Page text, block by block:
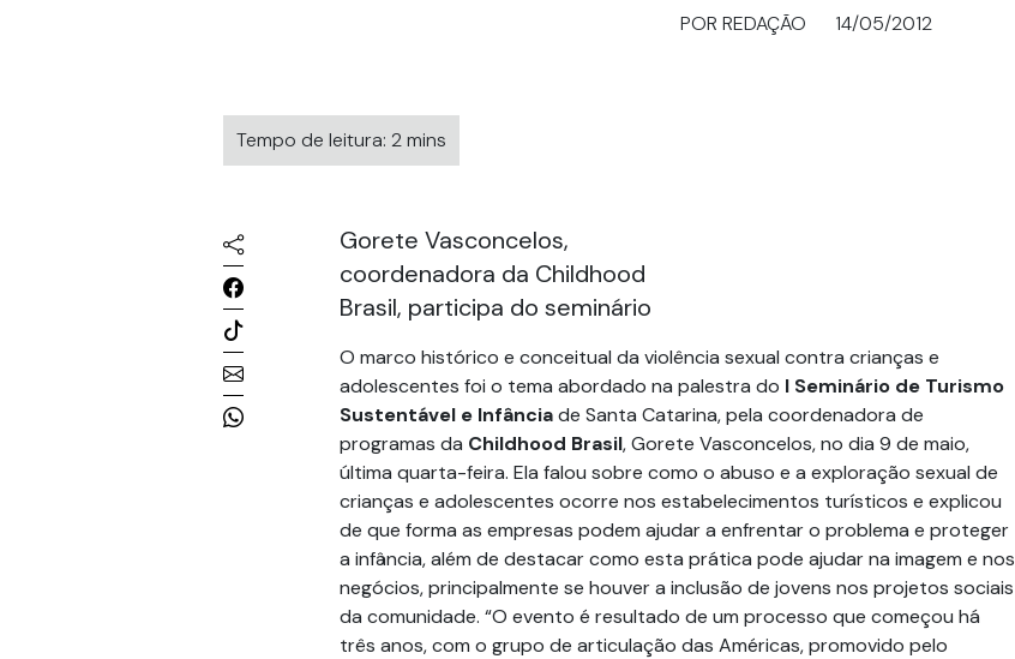
POR REDAÇÃO 14/05/2012
Tempo de leitura: 2 mins
Gorete Vasconcelos,
coordenadora da Childhood
Brasil, participa do seminário
O marco histórico e conceitual da violência sexual contra crianças e
adolescentes foi o tema abordado na palestra do I Seminário de Turismo
Sustentável e Infânciade Santa Catarina, pela coordenadora de
programas da Childhood Brasil, Gorete Vasconcelos, no dia 9 de maio,
última quarta-feira. Ela falou sobre como o abuso e a exploração sexual de
crianças e adolescentes ocorre nos estabelecimentos turísticos e explicou
de que forma as empresas podem ajudar a enfrentar o problema e proteger
a infância, além de destacar como esta prática pode ajudar na imagem e nos
negócios, principalmente se houver a inclusão de jovens nos projetos sociais
da comunidade. “O evento é resultado de um processo que começou há
três anos, com o grupo de articulação das Américas, promovido pelo